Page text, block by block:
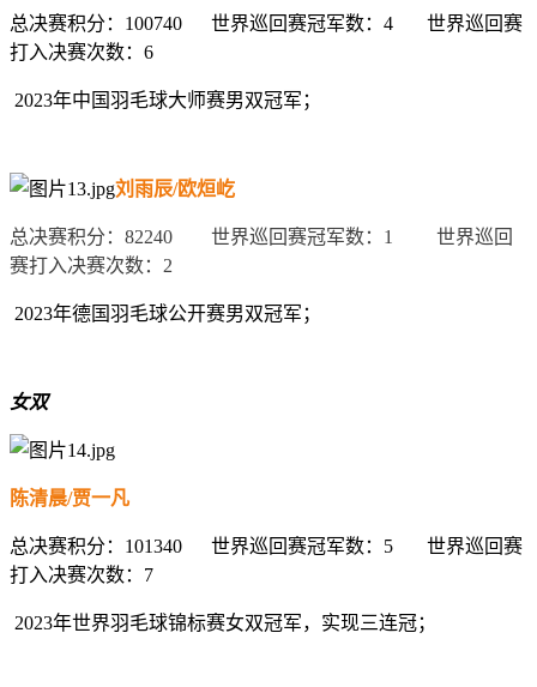
总决赛积分： 100740 世界巡回赛冠军数： 4 世界巡回赛
打入决赛次数： 6
2023年中国羽毛球大师赛男双冠军；
刘雨辰/欧烜屹
总决赛积分： 82240 世界巡回赛冠军数： 1 世界巡回
赛打入决赛次数： 2
2023年德国羽毛球公开赛男双冠军；
女双
陈清晨/贾一凡
总决赛积分： 101340 世界巡回赛冠军数： 5 世界巡回赛
打入决赛次数： 7
2023年世界羽毛球锦标赛女双冠军，实现三连冠；